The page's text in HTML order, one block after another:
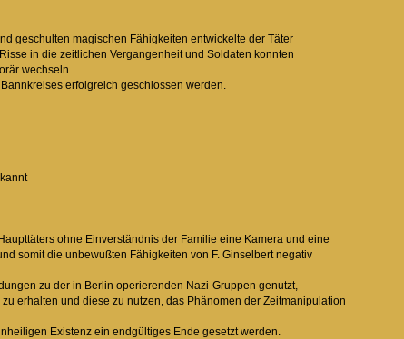
und geschulten magischen Fähigkeiten entwickelte der Täter
Risse in die zeitlichen Vergangenheit und Soldaten konnten
wechseln.
erfolgreich geschlossen werden.
Haupttäters ohne Einverständnis der Familie eine Kamera und eine
und somit die unbewußten Fähigkeiten von F. Ginselbert negativ
zu der in Berlin operierenden Nazi-Gruppen genutzt,
zu erhalten und diese zu nutzen, das Phänomen der Zeitmanipulation
unheiligen Existenz ein endgültiges Ende gesetzt werden.